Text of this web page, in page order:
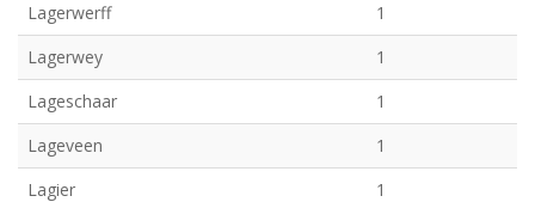
Lagerwerff
1
Lagerwey
1
Lageschaar
1
Lageveen
1
Lagier
1